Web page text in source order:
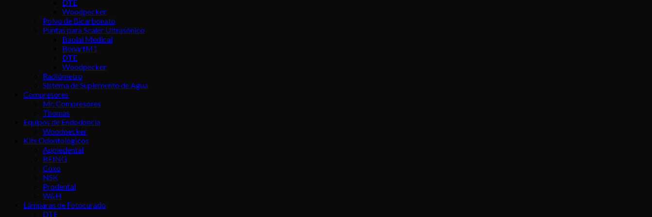
DTE
Woodpecker
Polvo de Bicarbonato
Puntas para Scaler Ultrasónico
Baolai Medical
BonartM1
DTE
Woodpecker
Radiómetro
Sistema de Suplemento de Agua
Compresores
Mr. Compresores
Thomas
Equipos de Endodoncia
Woodpecker
Kits Odontológicos
Appledental
BEING
Coxo
NSK
Prodental
W&H
Lámparas de Fotocurado
DTE